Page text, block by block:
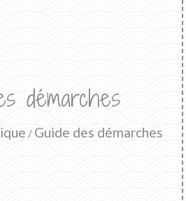
démarches
/ Guide des démarches